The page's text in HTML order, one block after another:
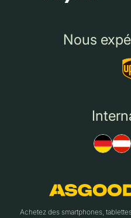
Nous
Achetez des smartphones,